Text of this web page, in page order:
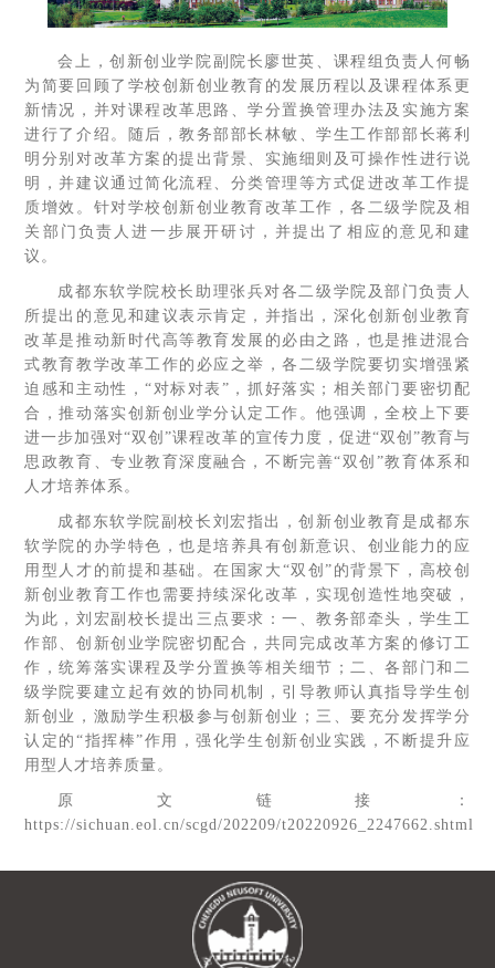
会上，创新创业学院副院长廖世英、课程组负责人何畅
为简要回顾了学校创新创业教育的发展历程以及课程体系更
新情况，并对课程改革思路、学分置换管理办法及实施方案
进行了介绍。随后，教务部部长林敏、学生工作部部长蒋利
明分别对改革方案的提出背景、实施细则及可操作性进行说
明，并建议通过简化流程、分类管理等方式促进改革工作提
质增效。针对学校创新创业教育改革工作，各二级学院及相
关部门负责人进一步展开研讨，并提出了相应的意见和建
议。
成都东软学院校长助理张兵对各二级学院及部门负责人
所提出的意见和建议表示肯定，并指出，深化创新创业教育
改革是推动新时代高等教育发展的必由之路，也是推进混合
式教育教学改革工作的必应之举，各二级学院要切实增强紧
迫感和主动性，“对标对表”，抓好落实；相关部门要密切配
合，推动落实创新创业学分认定工作。他强调，全校上下要
进一步加强对“双创”课程改革的宣传力度，促进“双创”教育与
思政教育、专业教育深度融合，不断完善“双创”教育体系和
人才培养体系。
成都东软学院副校长刘宏指出，创新创业教育是成都东
软学院的办学特色，也是培养具有创新意识、创业能力的应
用型人才的前提和基础。在国家大“双创”的背景下，高校创
新创业教育工作也需要持续深化改革，实现创造性地突破，
为此，刘宏副校长提出三点要求：一、教务部牵头，学生工
作部、创新创业学院密切配合，共同完成改革方案的修订工
作，统筹落实课程及学分置换等相关细节；二、各部门和二
级学院要建立起有效的协同机制，引导教师认真指导学生创
新创业，激励学生积极参与创新创业；三、要充分发挥学分
认定的“指挥棒”作用，强化学生创新创业实践，不断提升应
用型人才培养质量。
原文链接：
https://sichuan.eol.cn/scgd/202209/t20220926_2247662.shtml